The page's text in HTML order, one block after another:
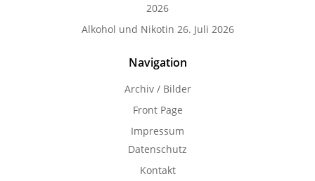
2026
Alkohol und Nikotin 26. Juli 2026
Navigation
Archiv / Bilder
Front Page
Impressum
Datenschutz
Kontakt